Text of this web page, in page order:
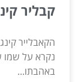
קבליר
הקאבלייר
נקרא על שמו
באהבתו...